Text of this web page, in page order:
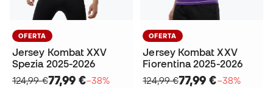
OFERTA
Jersey Kombat XXV
Spezia 2025-2026
124,99 €77,99 €−38%
OFERTA
Jersey Kombat XXV
Fiorentina 2025-2026
124,99 €77,99 €−38%